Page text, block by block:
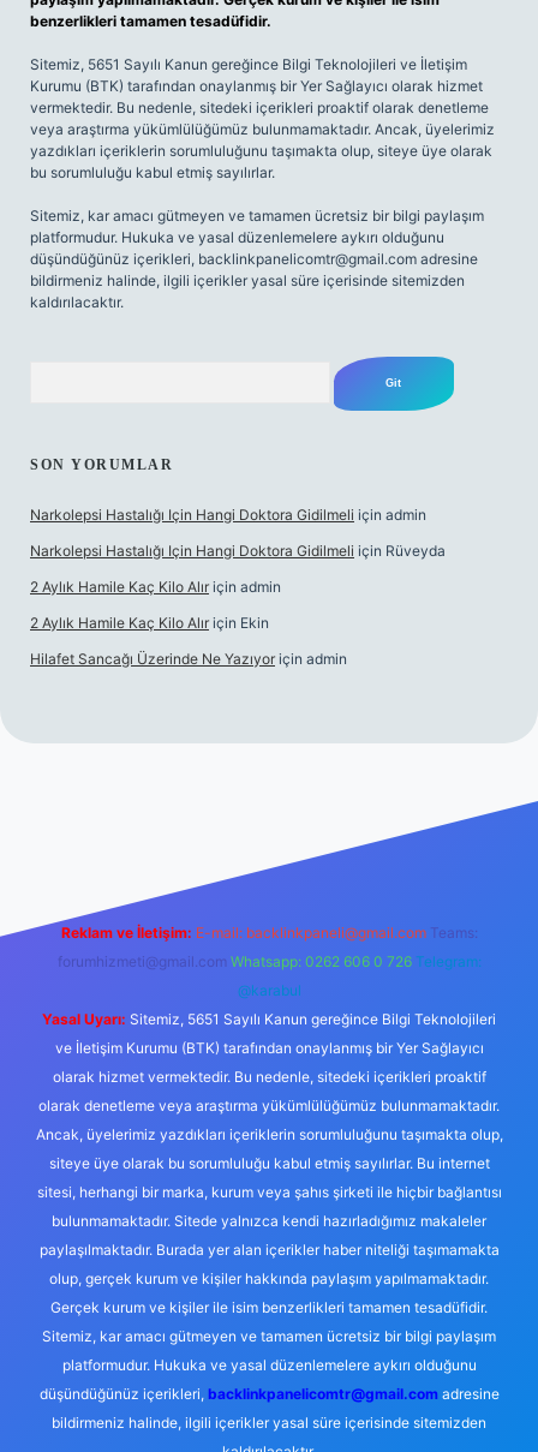
benzerlikleri tamamen tesadüfidir.
Sitemiz, 5651 Sayılı Kanun gereğince Bilgi Teknolojileri ve İletişim
Kurumu (BTK) tarafından onaylanmış bir Yer Sağlayıcı olarak hizmet
vermektedir. Bu nedenle, sitedeki içerikleri proaktif olarak denetleme
veya araştırma yükümlülüğümüz bulunmamaktadır. Ancak, üyelerimiz
yazdıkları içeriklerin sorumluluğunu taşımakta olup, siteye üye olarak
bu sorumluluğu kabul etmiş sayılırlar.
Sitemiz, kar amacı gütmeyen ve tamamen ücretsiz bir bilgi paylaşım
platformudur. Hukuka ve yasal düzenlemelere aykırı olduğunu
düşündüğünüz içerikleri, backlinkpanelicomtr@gmail.com adresine
bildirmeniz halinde, ilgili içerikler yasal süre içerisinde sitemizden
kaldırılacaktır.
SON YORUMLAR
Narkolepsi Hastalığı Için Hangi Doktora Gidilmeli için admin
Narkolepsi Hastalığı Için Hangi Doktora Gidilmeli için Rüveyda
2 Aylık Hamile Kaç Kilo Alır için admin
2 Aylık Hamile Kaç Kilo Alır için Ekin
Hilafet Sancağı Üzerinde Ne Yazıyor için admin
Reklam ve İletişim: E-mail: backlinkpaneli@gmail.com Teams:
forumhizmeti@gmail.com Whatsapp: 0262 606 0 726 Telegram:
@karabul
Yasal Uyarı: Sitemiz, 5651 Sayılı Kanun gereğince Bilgi Teknolojileri
ve İletişim Kurumu (BTK) tarafından onaylanmış bir Yer Sağlayıcı
olarak hizmet vermektedir. Bu nedenle, sitedeki içerikleri proaktif
olarak denetleme veya araştırma yükümlülüğümüz bulunmamaktadır.
Ancak, üyelerimiz yazdıkları içeriklerin sorumluluğunu taşımakta olup,
siteye üye olarak bu sorumluluğu kabul etmiş sayılırlar. Bu internet
sitesi, herhangi bir marka, kurum veya şahıs şirketi ile hiçbir bağlantısı
bulunmamaktadır. Sitede yalnızca kendi hazırladığımız makaleler
paylaşılmaktadır. Burada yer alan içerikler haber niteliği taşımamakta
olup, gerçek kurum ve kişiler hakkında paylaşım yapılmamaktadır.
Gerçek kurum ve kişiler ile isim benzerlikleri tamamen tesadüfidir.
Sitemiz, kar amacı gütmeyen ve tamamen ücretsiz bir bilgi paylaşım
platformudur. Hukuka ve yasal düzenlemelere aykırı olduğunu
düşündüğünüz içerikleri, backlinkpanelicomtr@gmail.comadresine
bildirmeniz halinde, ilgili içerikler yasal süre içerisinde sitemizden